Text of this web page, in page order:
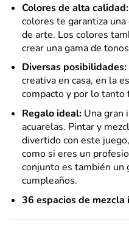
Colores de alta calidad:
colores te garantiza
de arte. Los colores
crear una gama de
Diversas posibilidades:
creativa en casa, en la
compacto y por lo tanto
Regalo ideal:Una gran
acuarelas. Pintar y
divertido con este
como si eres un
conjunto es también un
cumpleaños.
36 espacios de mezcla